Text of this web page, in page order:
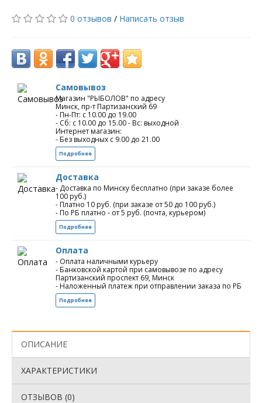
0 отзывов / Написать отзыв
Самовывоз
Магазин "РЫБОЛОВ" по адресу
Минск, пр-т Партизанский 69
- Пн-Пт: с 10.00 до 19.00
- Сб: с 10.00 до 15.00 - Вс: выходной
Интернет магазин:
- Без выходных с 9.00 до 21.00
Подробнее
Доставка
- Доставка по Минску бесплатно (при заказе более
100 руб.)
- Платно 10 руб. (при заказе от 50 до 100 руб.)
- По РБ платно - от 5 руб. (почта, курьером)
Подробнее
Оплата
- Оплата наличными курьеру
- Банковской картой при самовывозе по адресу
Партизанский проспект 69, Минск
- Наложенный платеж при отправлении заказа по РБ
Подробнее
ОПИСАНИЕ
ХАРАКТЕРИСТИКИ
ОТЗЫВОВ (0)